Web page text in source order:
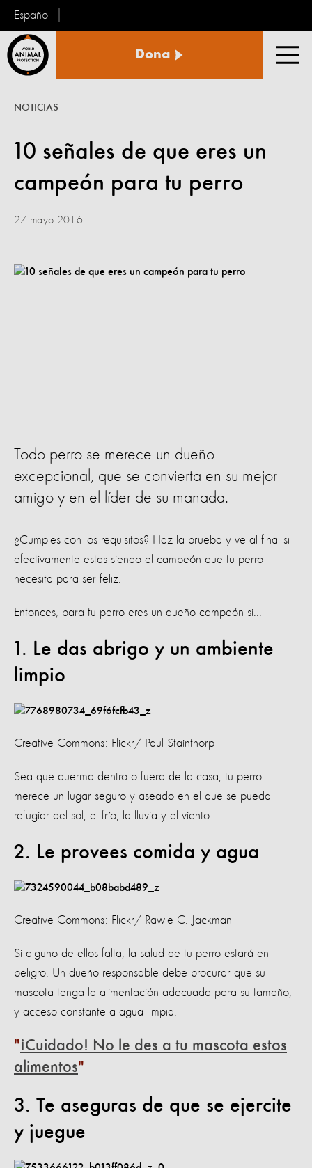
Español
Animal
Dona
10 señales de que eres un
campeón para tu perro
NOTICIAS
27 mayo 2016
Todo perro se merece un dueño
excepcional, que se convierta en su mejor
amigo y en el líder de su manada.
¿Cumples con los requisitos? Haz la prueba y ve al final si
efectivamente estas siendo el campeón que tu perro
necesita para ser feliz.
Entonces, para tu perro eres un dueño campeón si...
1. Le das abrigo y un ambiente
limpio
Creative Commons: Flickr/ Paul Stainthorp
Sea que duerma dentro o fuera de la casa, tu perro
merece un lugar seguro y aseado en el que se pueda
refugiar del sol, el frío, la lluvia y el viento.
2. Le provees comida y agua
Creative Commons: Flickr/ Rawle C. Jackman
Si alguno de ellos falta, la salud de tu perro estará en
peligro. Un dueño responsable debe procurar que su
mascota tenga la alimentación adecuada para su tamaño,
y acceso constante a agua limpia.
¡Cuidado! No le des a tu mascota estos
alimentos
3. Te aseguras de que se ejercite
y juegue